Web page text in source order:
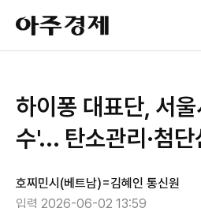
아
주
경
하이퐁 대표단, 서
수'... 탄소관리·첨
호찌민시(베트남)=김혜인 통신원
입력 2026-06-02 13:59